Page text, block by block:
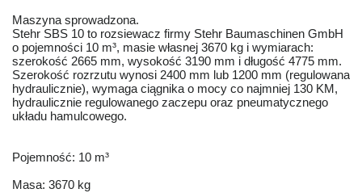
Maszyna sprowadzona.
Stehr SBS 10 to rozsiewacz firmy Stehr Baumaschinen GmbH
o pojemności 10 m³, masie własnej 3670 kg i wymiarach:
szerokość 2665 mm, wysokość 3190 mm i długość 4775 mm.
Szerokość rozrzutu wynosi 2400 mm lub 1200 mm (regulowana
hydraulicznie), wymaga ciągnika o mocy co najmniej 130 KM,
hydraulicznie regulowanego zaczepu oraz pneumatycznego
układu hamulcowego.
Pojemność: 10 m³
Masa: 3670 kg